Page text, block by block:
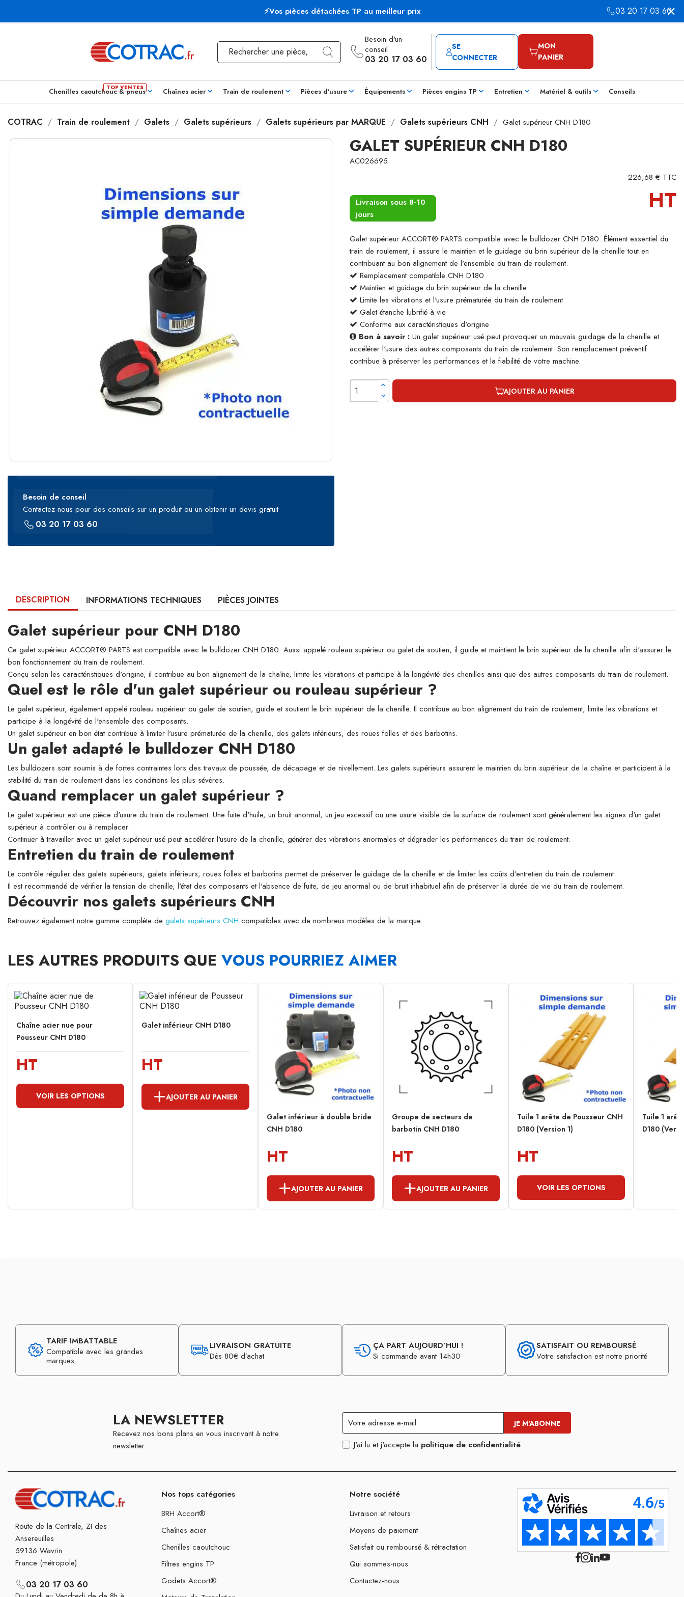
⚡Vos pièces détachées TP au meilleur prix 03 20 17 03 60
Besoin d'un
conseil
03 20 17 03 60
SE
CONNECTER
MON
PANIER
Chenilles caoutchouc & pneus Chaînes acier Train de roulement Pièces d'usure Équipements Pièces engins TP Entretien Matériel & outils Conseils
COTRAC Train de roulement Galets Galets supérieurs Galets supérieurs par MARQUE Galets supérieurs CNH Galet supérieur CNH D180
Besoin de conseil
Contactez-nous pour des conseils sur un produit ou un obtenir un devis gratuit
03 20 17 03 60
GALET SUPÉRIEUR CNH D180
AC026695
226,68 € TTC
Livraison sous 8-10
jours
HT
Galet supérieur ACCORT® PARTS compatible avec le bulldozer CNH D180. Élément essentiel du
train de roulement, il assure le maintien et le guidage du brin supérieur de la chenille tout en
contribuant au bon alignement de l'ensemble du train de roulement.
Remplacement compatible CNH D180
Maintien et guidage du brin supérieur de la chenille
Limite les vibrations et l'usure prématurée du train de roulement
Galet étanche lubrifié à vie
Conforme aux caractéristiques d'origine
Bon à savoir : Un galet supérieur usé peut provoquer un mauvais guidage de la chenille et
accélérer l'usure des autres composants du train de roulement. Son remplacement préventif
contribue à préserver les performances et la fiabilité de votre machine.
AJOUTER AU PANIER
DESCRIPTION INFORMATIONS TECHNIQUES PIÈCES JOINTES
Galet supérieur pour CNH D180
Ce galet supérieur ACCORT® PARTS est compatible avec le bulldozer CNH D180. Aussi appelé rouleau supérieur ou galet de soutien, il guide et maintient le brin supérieur de la chenille afin d'assurer le
bon fonctionnement du train de roulement.
Conçu selon les caractéristiques d'origine, il contribue au bon alignement de la chaîne, limite les vibrations et participe à la longévité des chenilles ainsi que des autres composants du train de roulement.
Quel est le rôle d'un galet supérieur ou rouleau supérieur ?
Le galet supérieur, également appelé rouleau supérieur ou galet de soutien, guide et soutient le brin supérieur de la chenille. Il contribue au bon alignement du train de roulement, limite les vibrations et
participe à la longévité de l'ensemble des composants.
Un galet supérieur en bon état contribue à limiter l'usure prématurée de la chenille, des galets inférieurs, des roues folles et des barbotins.
Un galet adapté le bulldozer CNH D180
Les bulldozers sont soumis à de fortes contraintes lors des travaux de poussée, de décapage et de nivellement. Les galets supérieurs assurent le maintien du brin supérieur de la chaîne et participent à la
stabilité du train de roulement dans les conditions les plus sévères.
Quand remplacer un galet supérieur ?
Le galet supérieur est une pièce d'usure du train de roulement. Une fuite d'huile, un bruit anormal, un jeu excessif ou une usure visible de la surface de roulement sont généralement les signes d'un galet
supérieur à contrôler ou à remplacer.
Continuer à travailler avec un galet supérieur usé peut accélérer l'usure de la chenille, générer des vibrations anormales et dégrader les performances du train de roulement.
Entretien du train de roulement
Le contrôle régulier des galets supérieurs, galets inférieurs, roues folles et barbotins permet de préserver le guidage de la chenille et de limiter les coûts d'entretien du train de roulement.
Il est recommandé de vérifier la tension de chenille, l'état des composants et l'absence de fuite, de jeu anormal ou de bruit inhabituel afin de préserver la durée de vie du train de roulement.
Découvrir nos galets supérieurs CNH
Retrouvez également notre gamme complète de galets supérieurs CNH compatibles avec de nombreux modèles de la marque.
LES AUTRES PRODUITS QUE VOUS POURRIEZ AIMER
Chaîne acier nue pour
Pousseur CNH D180
HT
VOIR LES OPTIONS
Galet inférieur CNH D180
HT
AJOUTER AU PANIER
Galet inférieur à double bride
CNH D180
HT
AJOUTER AU PANIER
Groupe de secteurs de
barbotin CNH D180
HT
AJOUTER AU PANIER
Tuile 1 arête de Pousseur CNH
D180 (Version 1)
HT
VOIR LES OPTIONS
Tuile 1
D180
TARIF IMBATTABLE
Compatible avec les grandes
marques
LIVRAISON GRATUITE
Dès 80€ d’achat
ÇA PART AUJOURD’HUI !
Si commande avant 14h30
SATISFAIT OU REMBOURSÉ
Votre satisfaction est notre priorité
LA NEWSLETTER
Recevez nos bons plans en vous inscrivant à notre
newsletter
J'ai lu et j'accepte la politique de confidentialité.
Route de la Centrale, ZI des
Ansereuilles
59136 Wavrin
France (métropole)
03 20 17 03 60
Nos tops catégories
BRH Accort®
Chaînes acier
Chenilles caoutchouc
Filtres engins TP
Godets Accort®
Notre société
Livraison et retours
Moyens de paiement
Satisfait ou remboursé & rétractation
Qui sommes-nous
Contactez-nous